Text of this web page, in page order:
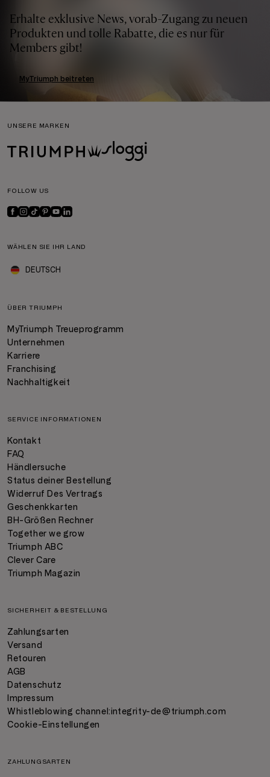
Erhalte exklusive News, vorab-Zugang zu neuen
Produkten und tolle Rabatte, die es nur für
Members gibt!
MyTriumph beitreten
UNSERE MARKEN
FOLLOW US
WÄHLEN SIE IHR LAND
DEUTSCH
ÜBER TRIUMPH
MyTriumph Treueprogramm
Unternehmen
Karriere
Franchising
Nachhaltigkeit
SERVICE INFORMATIONEN
Kontakt
FAQ
Händlersuche
Status deiner Bestellung
Widerruf Des Vertrags
Geschenkkarten
BH-Größen Rechner
Together we grow
Triumph ABC
Clever Care
Triumph Magazin
SICHERHEIT & BESTELLUNG
Zahlungsarten
Versand
Retouren
AGB
Datenschutz
Impressum
Whistleblowing channel:integrity-de@triumph.com
Cookie-Einstellungen
ZAHLUNGSARTEN